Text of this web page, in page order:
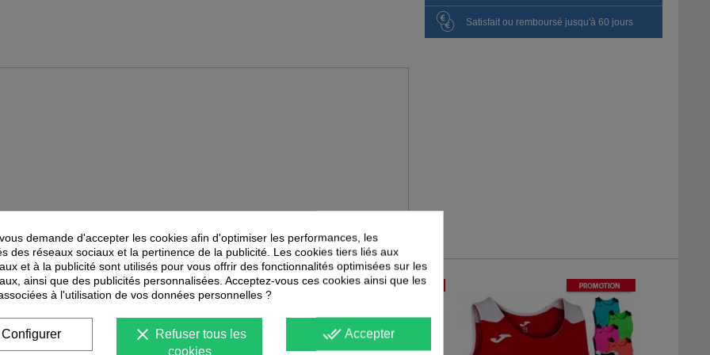
Satisfait ou remboursé jusqu'à 60 jours
ÉGALEMENT VOUS INTÉRESSER
-40% PROMOTION
- 40% PROMOTION
-40 PROMOTION
-40%
demande d'accepter les cookies afin d'optimiser les performances, les
des réseaux sociaux et la pertinence de la publicité. Les cookies tiers liés aux
et à la publicité sont utilisés pour vous offrir des fonctionnalités optimisées sur les
ainsi que des publicités personnalisées. Acceptez-vous ces cookies ainsi que les
à l'utilisation de vos données personnelles ?
done_all Accepter
clear Refuser tous les
cookies
Configurer